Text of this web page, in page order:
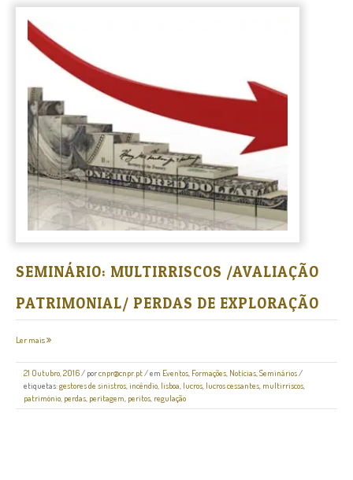
SEMINÁRIO: MULTIRRISCOS /AVALIAÇÃO
PATRIMONIAL/ PERDAS DE EXPLORAÇÃO
Ler mais
21 Outubro, 2016/ porcnpr@cnpr.pt/ em Eventos, Formações, Notícias,Seminários/
etiquetas:gestores de sinistros,incêndio, lisboa, lucros, lucros cessantes, multirriscos,
património, perdas, peritagem, peritos, regulação